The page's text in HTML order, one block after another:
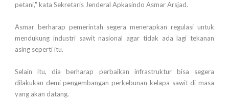
petani," kata Sekretaris Jenderal Apkasindo Asmar Arsjad.
Asmar berharap pemerintah segera menerapkan regulasi untuk
mendukung industri sawit nasional agar tidak ada lagi tekanan
asing seperti itu.
Selain itu, dia berharap perbaikan infrastruktur bisa segera
dilakukan demi pengembangan perkebunan kelapa sawit di masa
yang akan datang.